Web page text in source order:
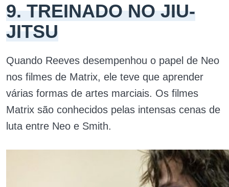
9. TREINADO NO JIU-
JITSU
Quando Reeves desempenhou o papel de Neo
nos filmes de Matrix, ele teve que aprender
várias formas de artes marciais. Os filmes
Matrix são conhecidos pelas intensas cenas de
luta entre Neo e Smith.